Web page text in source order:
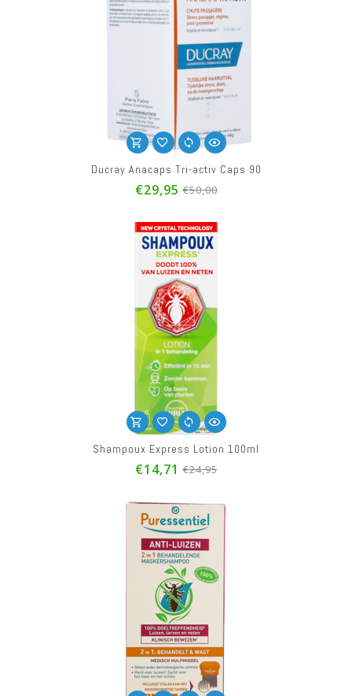
Ducray Anacaps Tri-activ Caps 90
€29,95 €50,00
Shampoux Express Lotion 100ml
€14,71 €24,95